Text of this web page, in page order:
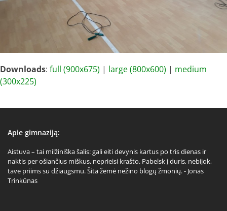
Downloads: full (900x675) | large (800x600) | medium
(300x225)
Apie gimnaziją:
Aistuva – tai milžiniška šalis: gali eiti devynis kartus po tris dienas ir
naktis per ošiančius miškus, neprieisi krašto. Pabelsk į duris, nebijok,
tave priims su džiaugsmu. Šita žemė nežino blogų žmonių. - Jonas
Trinkūnas